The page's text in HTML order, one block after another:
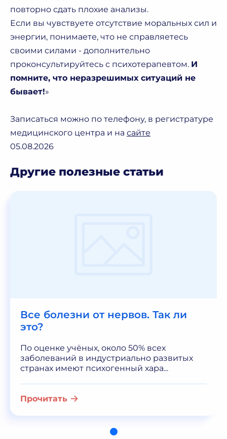
повторно сдать плохие анализы.
Если вы чувствуете отсутствие моральных сил и
энергии, понимаете, что не справляетесь
своими силами - дополнительно
проконсультируйтесь с психотерапевтом. И
помните, что неразрешимых ситуаций не
бывает!»
Записаться можно по телефону, в регистратуре
медицинского центра и на сайте
05.08.2026
Другие полезные статьи
Все болезни от нервов. Так ли
это?
По оценке учёных, около 50% всех
заболеваний в индустриально развитых
странах имеют психогенный хара...
Прочитать